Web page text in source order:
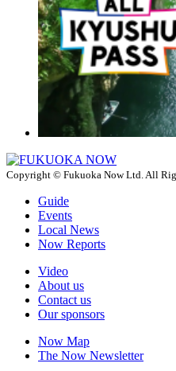
Copyright © Fukuoka Now Ltd. All
Guide
Events
Local News
Now Reports
Video
About us
Contact us
Our sponsors
Now Map
The Now Newsletter